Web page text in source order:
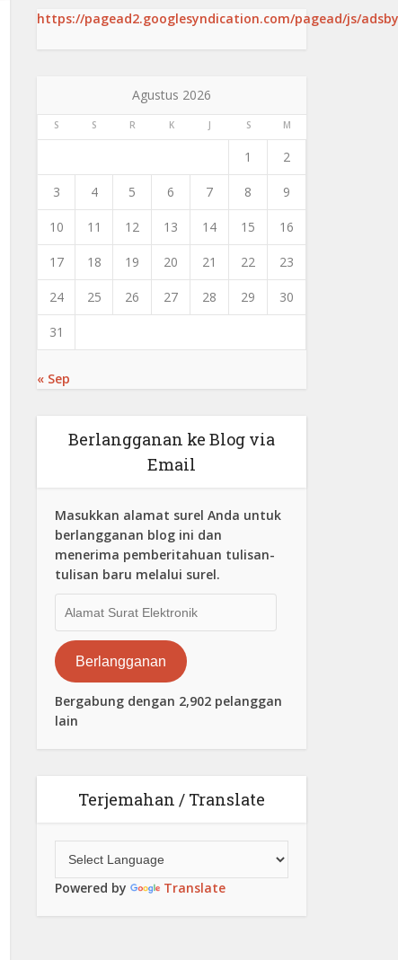
https://pagead2.googlesyndication.com/pagead/js/
Agustus 2026
S S R K J S M
1 2
3 4 5 6 7 8 9
10 11 12 13 14 15 16
17 18 19 20 21 22 23
24 25 26 27 28 29 30
31
« Sep
Berlangganan ke Blog via
Email
Masukkan alamat surel Anda untuk
berlangganan blog ini dan
menerima pemberitahuan tulisan-
tulisan baru melalui surel.
Surat
Elektronik
Berlangganan
Bergabung dengan 2,902 pelanggan
lain
Terjemahan / Translate
Powered by Translate